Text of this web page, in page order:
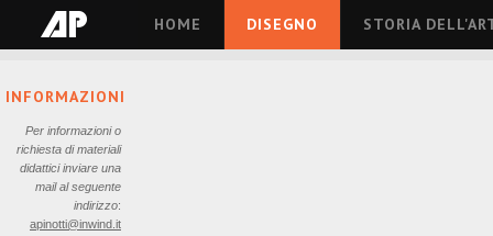
HOME DISEGNO STORIA
INFORMAZIONI
Per informazioni o
richiesta di materiali
didattici inviare una
mail al seguente
indirizzo:
apinotti@inwind.it